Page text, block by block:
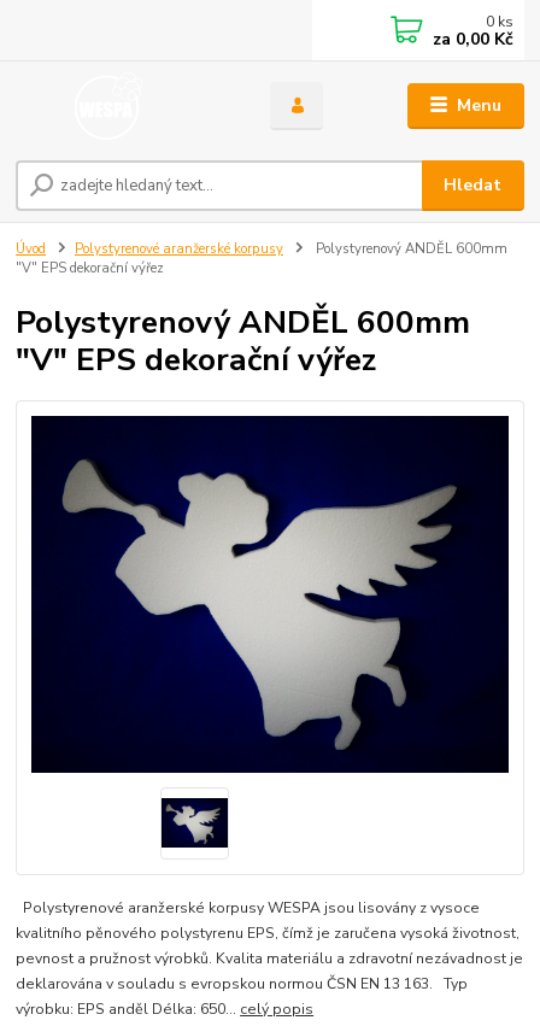
Menu
Hledat
0 ks
za 0,00 Kč
Úvod Polystyrenové aranžerské korpusy
Polystyrenový ANDĚL 600mm
"V" EPS dekorační výřez
Polystyrenový ANDĚL 600mm
"V" EPS dekorační výřez
Polystyrenové aranžerské korpusy WESPA jsou lisovány z vysoce
kvalitního pěnového polystyrenu EPS, čímž je zaručena vysoká životnost,
pevnost a pružnost výrobků. Kvalita materiálu a zdravotní nezávadnost je
deklarována v souladu s evropskou normou ČSN EN 13 163. Typ
výrobku: EPS anděl Délka: 650... celý popis